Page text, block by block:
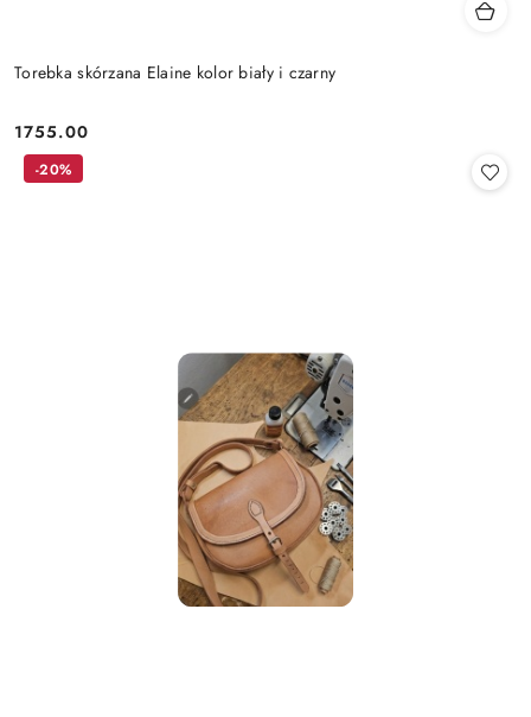
Torebka skórzana Elaine kolor biały i czarny
Cena:
1755.00
-20%